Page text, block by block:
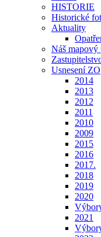
HISTORIE
Historické
Aktuality
Náš mapový
Usnesení ZO
2014
2013
2012
2011
2010
2009
2015
2016
2017.
2018
2019
2020
2021